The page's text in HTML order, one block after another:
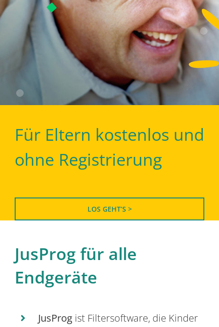
Für Eltern kostenlos und
ohne Registrierung
LOS GEHT’S >
JusProg für alle
Endgeräte
JusProg ist Filtersoftware, die Kinder